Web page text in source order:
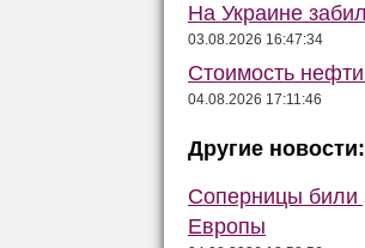
На Украине
03.08.2026 16:47:34
Стоимость
04.08.2026 17:11:46
Другие новости:
Соперницы били
Европы